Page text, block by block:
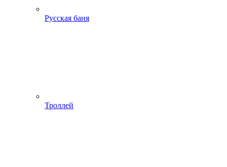
Русская баня
Троллей